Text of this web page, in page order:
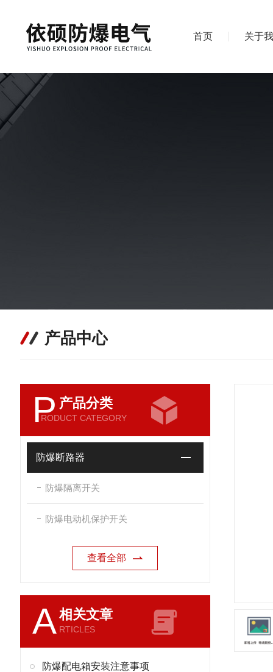
首页 关于
产品中心
P 产品分类
RODUCT CATEGORY
防爆断路器
防爆隔离开关
防爆电动机保护开关
查看全部
A相关文章
RTICLES
防爆配电箱安装注意事项